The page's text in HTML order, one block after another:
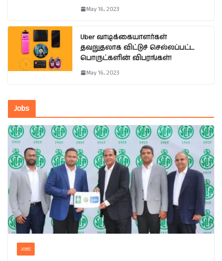
May 16, 2023
Uber வாடிக்கையாளர்கள்
தவறுதலாக விட்டுச் செல்லப்பட்ட
பொருட்களின் விபரங்கள்!
May 16, 2023
Jobs
JOBS